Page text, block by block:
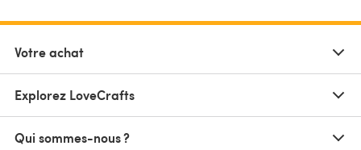
Votre achat
Explorez LoveCrafts
Qui sommes-nous ?